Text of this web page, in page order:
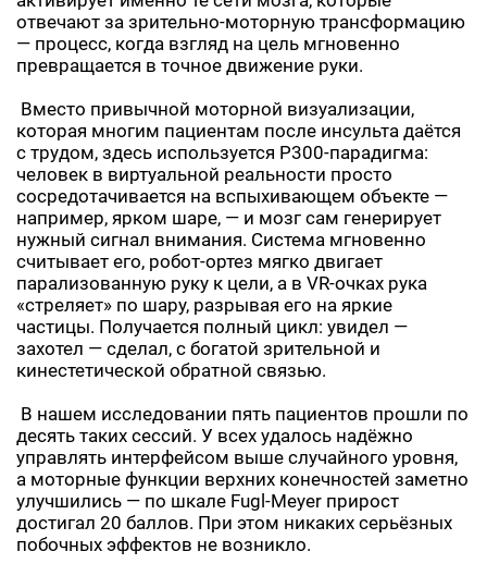
отвечают за зрительно-моторную трансформацию
— процесс, когда взгляд на цель мгновенно
превращается в точное движение руки.
Вместо привычной моторной визуализации,
которая многим пациентам после инсульта даётся
с трудом, здесь используется P300-парадигма:
человек в виртуальной реальности просто
сосредотачивается на вспыхивающем объекте —
например, ярком шаре, — и мозг сам генерирует
нужный сигнал внимания. Система мгновенно
считывает его, робот-ортез мягко двигает
парализованную руку к цели, а в VR-очках рука
«стреляет» по шару, разрывая его на яркие
частицы. Получается полный цикл: увидел —
захотел — сделал, с богатой зрительной и
кинестетической обратной связью.
В нашем исследовании пять пациентов прошли по
десять таких сессий. У всех удалось надёжно
управлять интерфейсом выше случайного уровня,
а моторные функции верхних конечностей заметно
улучшились — по шкале Fugl-Meyer прирост
достигал 20 баллов. При этом никаких серьёзных
побочных эффектов не возникло.